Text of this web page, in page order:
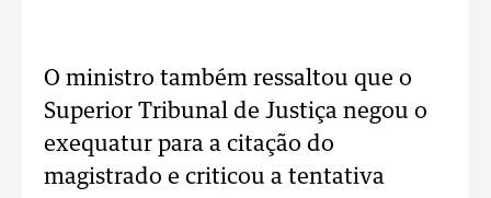
O ministro também ressaltou que o
Superior Tribunal de Justiça negou o
exequatur para a citação do
magistrado e criticou a tentativa